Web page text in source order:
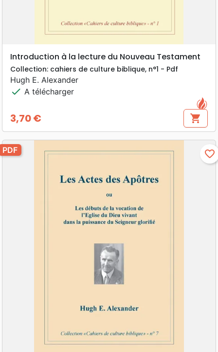
Introduction à la lecture du Nouveau Testament
Collection: cahiers de culture biblique, n°1 - Pdf
Hugh E. Alexander
check A télécharger
Prix
3,70 € shopping_cart
PDF favorite_border